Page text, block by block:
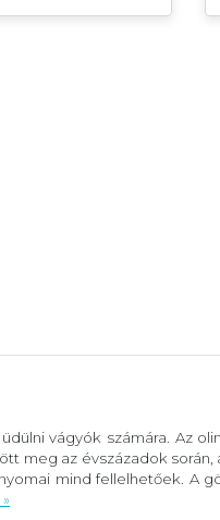
vágyók számára. Az
meg az évszázadok során,
mind fellelhetőek. A